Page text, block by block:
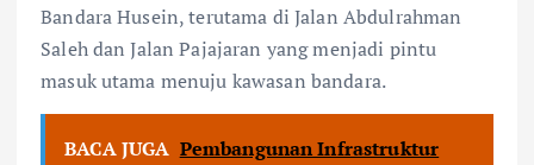
Bandara Husein, terutama di Jalan Abdulrahman
Saleh dan Jalan Pajajaran yang menjadi pintu
masuk utama menuju kawasan bandara.
BACA JUGA Pembangunan Infrastruktur